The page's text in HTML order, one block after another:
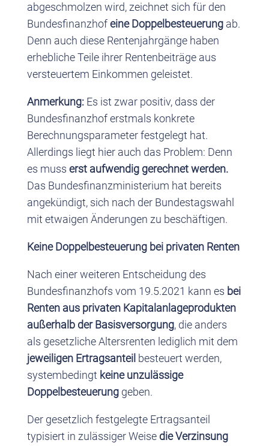
abgeschmolzen wird, zeichnet sich für den
Bundesfinanzhofeine Doppelbesteuerungab.
Denn auch diese Rentenjahrgänge haben
erhebliche Teile ihrer Rentenbeiträge aus
versteuertem Einkommen geleistet.
Anmerkung:Es ist zwar positiv, dass der
Bundesfinanzhof erstmals konkrete
Berechnungsparameter festgelegt hat.
Allerdings liegt hier auch das Problem: Denn
es muss erst aufwendig gerechnet werden.
Das Bundesfinanzministerium hat bereits
angekündigt, sich nach der Bundestagswahl
mit etwaigen Änderungen zu beschäftigen.
Keine Doppelbesteuerung bei privaten Renten
Nach einer weiteren Entscheidung des
Bundesfinanzhofs vom 19.5.2021 kann es bei
Renten aus privaten Kapitalanlageprodukten
außerhalb der Basisversorgung, die anders
als gesetzliche Altersrenten lediglich mit dem
jeweiligen Ertragsanteil besteuert werden,
systembedingt keine unzulässige
Doppelbesteuerunggeben.
Der gesetzlich festgelegte Ertragsanteil
typisiert in zulässiger Weise die Verzinsung